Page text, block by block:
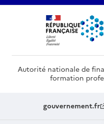
Autorité nationale de
formation
gouvernement.fr